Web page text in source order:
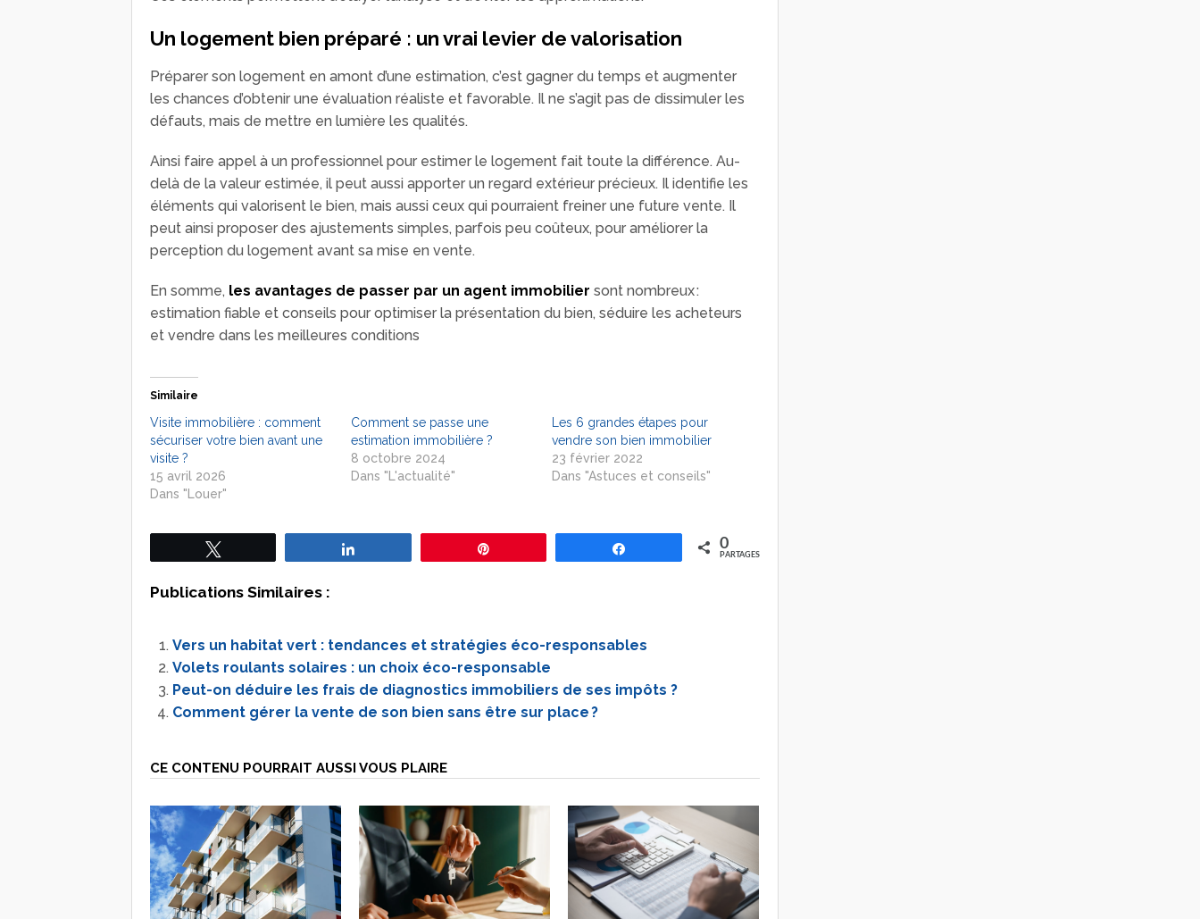
Un logement bien préparé : un vrai levier de valorisation
Préparer son logement en amont d’une estimation, c’est gagner du temps et augmenter
les chances d’obtenir une évaluation réaliste et favorable. Il ne s’agit pas de dissimuler les
défauts, mais de mettre en lumière les qualités.
Ainsi faire appel à un professionnel pour estimer le logement fait toute la différence. Au-
delà de la valeur estimée, il peut aussi apporter un regard extérieur précieux. Il identifie les
éléments qui valorisent le bien, mais aussi ceux qui pourraient freiner une future vente. Il
peut ainsi proposer des ajustements simples, parfois peu coûteux, pour améliorer la
perception du logement avant sa mise en vente.
En somme, les avantages de passer par un agent immobilier sont nombreux :
estimation fiable et conseils pour optimiser la présentation du bien, séduire les acheteurs
et vendre dans les meilleures conditions
Similaire
Visite immobilière : comment
sécuriser votre bien avant une
visite ?
15 avril 2026
Dans "Louer"
Comment se passe une
estimation immobilière ?
8 octobre 2024
Dans "L'actualité"
Les 6 grandes étapes pour
vendre son bien immobilier
23 février 2022
Dans "Astuces et conseils"
0
PARTAGES
Publications Similaires :
Vers un habitat vert : tendances et stratégies éco-responsables
Volets roulants solaires : un choix éco-responsable
Peut-on déduire les frais de diagnostics immobiliers de ses impôts ?
Comment gérer la vente de son bien sans être sur place ?
CE CONTENU POURRAIT AUSSI VOUS PLAIRE